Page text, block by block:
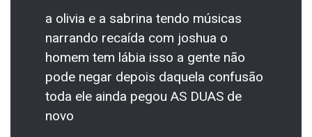
a olivia e a sabrina tendo músicas
narrando recaída com joshua o
homem tem lábia isso a gente não
pode negar depois daquela confusão
toda ele ainda pegou AS DUAS de
novo